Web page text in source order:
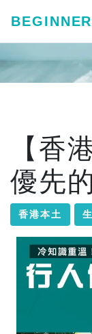
【香
優先
香港本土